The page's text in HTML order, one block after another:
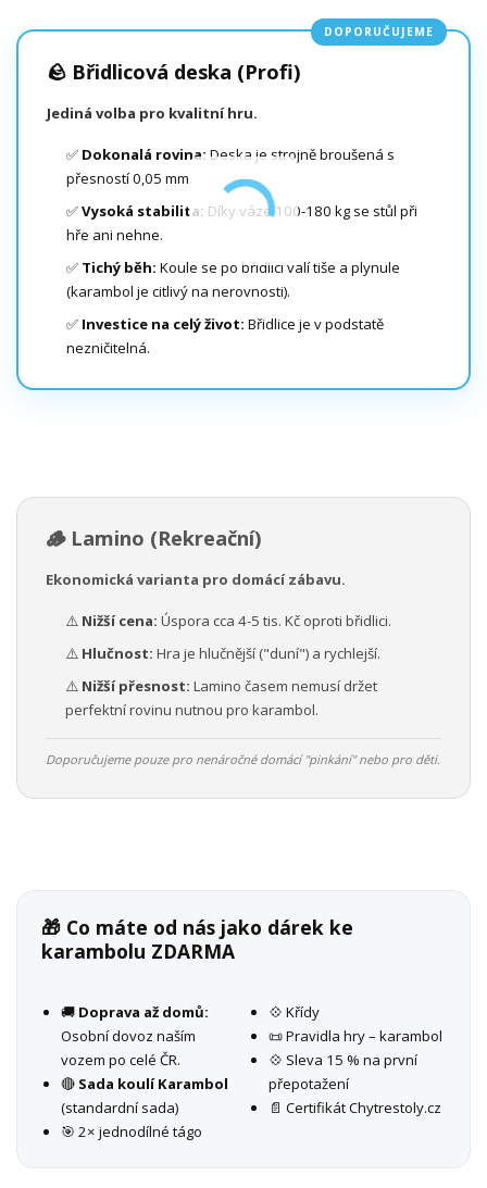
DOPORUČUJEME
🪨 Břidlicová deska (Profi)
Jediná volba pro kvalitní hru.
✅ Dokonalá rovina: Deska je strojně broušená s
přesností 0,05 mm.
✅Vysoká stabilita: Díky váze 100-180 kg se stůl při
hře ani nehne.
✅ Tichý běh: Koule se po břidlici valí tiše a plynule
(karambol je citlivý na nerovnosti).
✅ Investice na celý život: Břidlice je v podstatě
nezničitelná.
🪵 Lamino (Rekreační)
Ekonomická varianta pro domácí zábavu.
⚠️ Nižší cena: Úspora cca 4-5 tis. Kč oproti břidlici.
⚠️ Hlučnost: Hra je hlučnější ("duní") a rychlejší.
⚠️ Nižší přesnost: Lamino časem nemusí držet
perfektní rovinu nutnou pro karambol.
Doporučujeme pouze pro nenáročné domácí "pinkání" nebo pro děti.
🎁 Co máte od nás jako dárek ke
karambolu ZDARMA
🚚 Doprava až domů:
Osobní dovoz naším
vozem po celé ČR.
🔴 Sada koulí Karambol
(standardní sada)
🎯 2× jednodílné tágo
💠 Křídy
📜 Pravidla hry – karambol
💠 Sleva 15 % na první
přepotažení
📄 Certifikát Chytrestoly.cz